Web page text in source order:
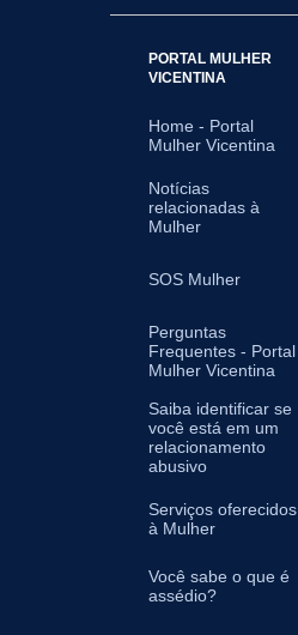
PORTAL MULHER
VICENTINA
Home - Portal
Mulher Vicentina
Notícias
relacionadas à
Mulher
SOS Mulher
Perguntas
Frequentes - Portal
Mulher Vicentina
Saiba identificar se
você está em um
relacionamento
abusivo
Serviços oferecidos
à Mulher
Você sabe o que é
assédio?